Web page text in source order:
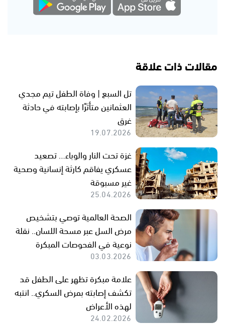
مقالات ذات علاقة
تل السبع | وفاة الطفل تيم مجدي
العثمانين متأثرًا بإصابته في حادثة
غرق
19.07.2026
غزة تحت النار والوباء… تصعيد
عسكري يفاقم كارثة إنسانية وصحية
غير مسبوقة
25.04.2026
الصحة العالمية توصي بتشخيص
مرض السل عبر مسحة اللسان.. نقلة
نوعية في الفحوصات المبكرة
03.03.2026
علامة مبكرة تظهر على الطفل قد
تكشف إصابته بمرض السكري.. انتبه
لهذه الأعراض
24.02.2026